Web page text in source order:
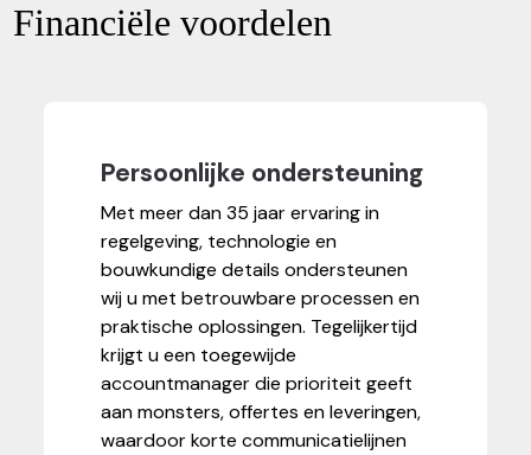
Financiële voordelen
Persoonlijke ondersteuning
Met meer dan 35 jaar ervaring in
regelgeving, technologie en
bouwkundige details ondersteunen
wij u met betrouwbare processen en
praktische oplossingen. Tegelijkertijd
krijgt u een toegewijde
accountmanager die prioriteit geeft
aan monsters, offertes en leveringen,
waardoor korte communicatielijnen